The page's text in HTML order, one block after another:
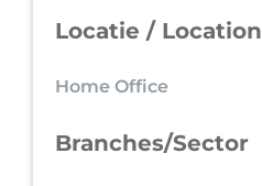
Locatie / Location
Home Office
Branches/Sector